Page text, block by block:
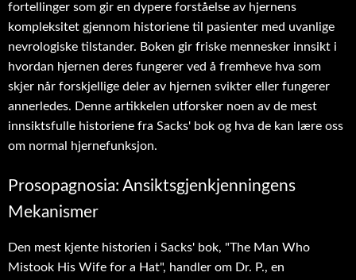
fortellinger som gir en dypere forståelse av hjernens
kompleksitet gjennom historiene til pasienter med uvanlige
nevrologiske tilstander. Boken gir friske mennesker innsikt i
hvordan hjernen deres fungerer ved å fremheve hva som
skjer når forskjellige deler av hjernen svikter eller fungerer
annerledes. Denne artikkelen utforsker noen av de mest
innsiktsfulle historiene fra Sacks' bok og hva de kan lære oss
om normal hjernefunksjon.
Prosopagnosia: Ansiktsgjenkjenningens
Mekanismer
Den mest kjente historien i Sacks' bok, "The Man Who
Mistook His Wife for a Hat", handler om Dr. P., en